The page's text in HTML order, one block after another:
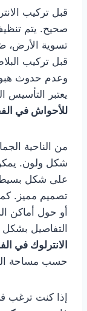
قبل تركيب
صحيح. يتم
تسوية الأرض،
قبل تركيب
وعدم حدوث
يعتبر التأسيس
للأحواش في
من الناحية
شكل ولون.
على شكل بسيط
تصميم مميز.
أو حول أماكن
التفاصيل
الانترلوك في
حسب مساحة
إذا كنت